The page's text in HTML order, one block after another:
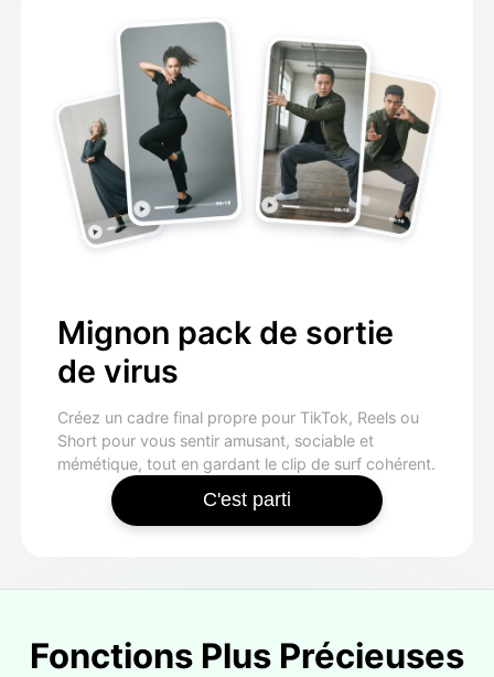
Mignon pack de sortie
de virus
Créez un cadre final propre pour TikTok, Reels ou
Short pour vous sentir amusant, sociable et
mémétique, tout en gardant le clip de surf cohérent.
C'est parti
Fonctions Plus Précieuses